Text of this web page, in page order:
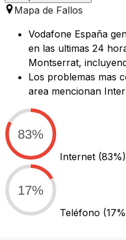
Mapa de Fallos
Vodafone España
en las ultimas 24
Montserrat,
Los problemas mas
area mencionan
83%
Internet (83%)
17%
Teléfono